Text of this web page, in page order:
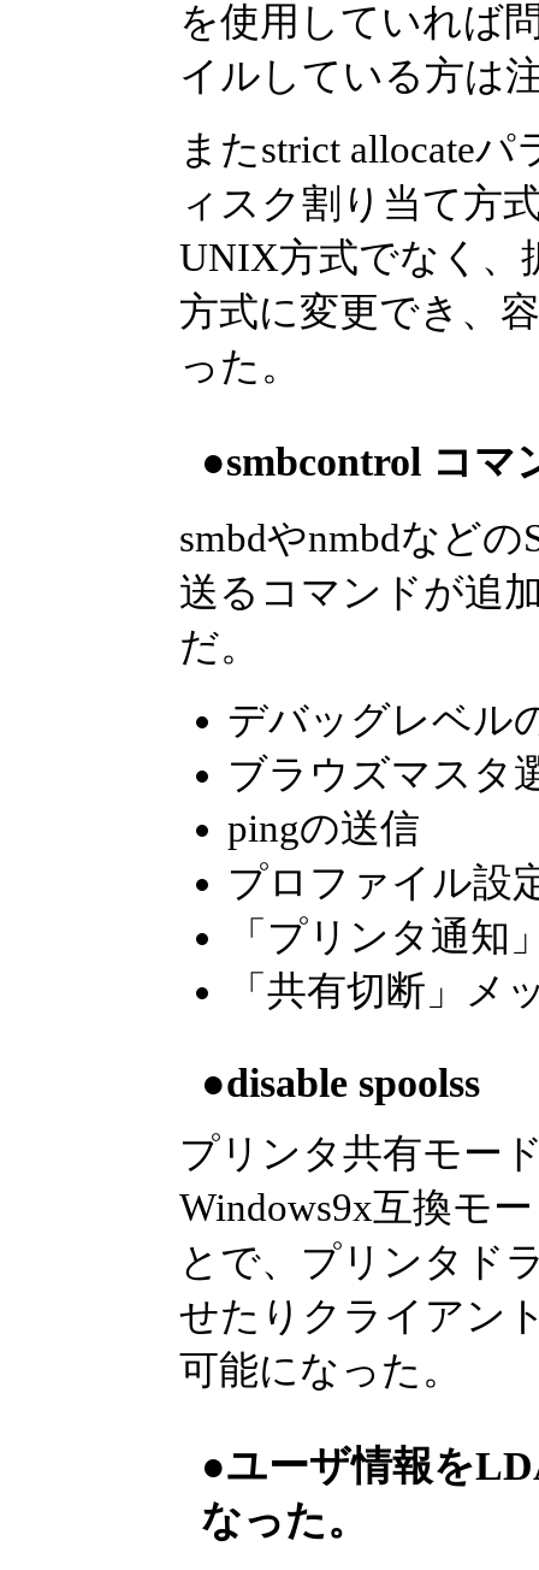
を使用していれば
イルしている方は
またstrict allocate
ィスク割り当て方
UNIX方式でなく、
方式に変更でき、
った。
●smbcontrol コマ
smbdやnmbdなど
送るコマンドが追
だ。
デバッグレベル
ブラウズマスタ
pingの送信
プロファイル設
「プリンタ通知
「共有切断」メ
●disable spoolss
プリンタ共有モー
Windows9x互換モ
とで、プリンタド
せたりクライアン
可能になった。
●ユーザ情報を
なった。